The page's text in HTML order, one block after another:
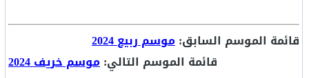
قائمة الموسم السابق:موسم ربيع 2024
قائمة الموسم التالي:موسم خريف 2024